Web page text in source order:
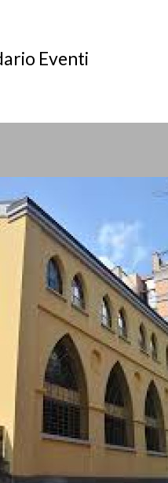
Eventi